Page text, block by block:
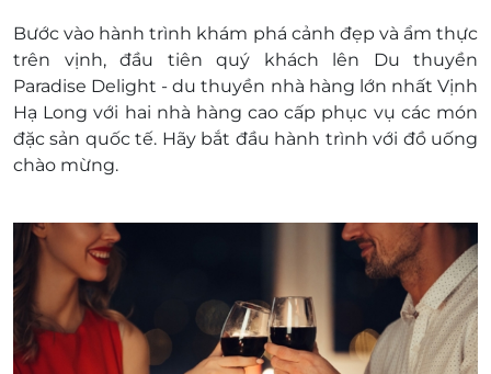
Bước vào hành trình khám phá cảnh đẹp và ẩm thực
trên vịnh, đầu tiên quý khách lên Du thuyền
Paradise Delight - du thuyền nhà hàng lớn nhất Vịnh
Hạ Long với hai nhà hàng cao cấp phục vụ các món
đặc sản quốc tế. Hãy bắt đầu hành trình với đồ uống
chào mừng.